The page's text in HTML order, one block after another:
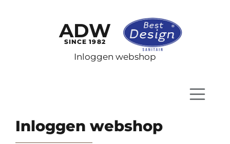
ADW
SINCE 1982
Inloggen webshop
Inloggen webshop